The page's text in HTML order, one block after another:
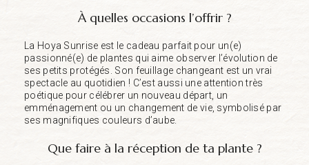
À quelles occasions l’offrir ?
La Hoya Sunrise est le cadeau parfait pour un(e)
passionné(e) de plantes qui aime observer l’évolution de
ses petits protégés. Son feuillage changeant est un vrai
spectacle au quotidien ! C’est aussi une attention très
poétique pour célébrer un nouveau départ, un
emménagement ou un changement de vie, symbolisé par
ses magnifiques couleurs d’aube.
Que faire à la réception de ta plante ?